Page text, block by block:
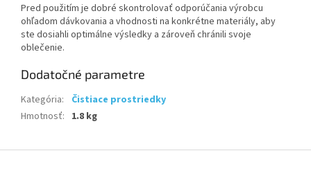
Pred použitím je dobré skontrolovať odporúčania výrobcu
ohľadom dávkovania a vhodnosti na konkrétne materiály, aby
ste dosiahli optimálne výsledky a zároveň chránili svoje
oblečenie.
Dodatočné parametre
Kategória:
Čistiace prostriedky
Hmotnosť: 1.8 kg